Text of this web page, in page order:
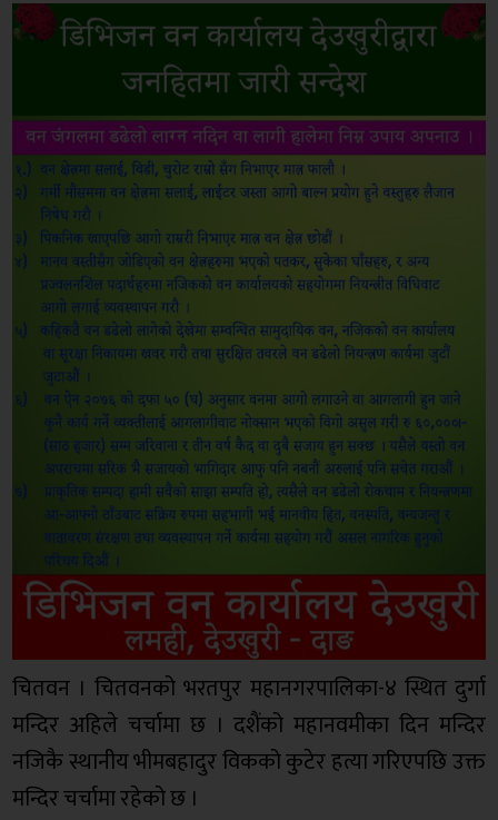
चितवन । चितवनको भरतपुर महानगरपालिका-४ स्थित दुर्गा
मन्दिर अहिले चर्चामा छ । दशैंको महानवमीका दिन मन्दिर
नजिकै स्थानीय भीमबहादुर विकको कुटेर हत्या गरिएपछि उक्त
मन्दिर चर्चामा रहेको छ ।